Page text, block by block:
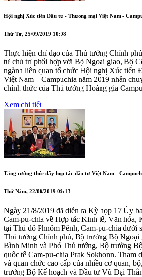
Hội nghị Xúc tiến Đầu tư - Thương mại Việt Nam -
Thứ Tư, 25/09/2019 10:08
Thực hiện chỉ đạo của Thủ tướng Chính
tư chủ trì phối hợp với Bộ Ngoại giao, Bộ
ngành liên quan tổ chức Hội nghị Xúc tiến
Việt Nam – Campuchia năm 2019 nhân
chính thức của Thủ tướng Hoàng gia
Xem chi tiết
Tăng cường thúc đẩy hợp tác đầu tư Việt Nam -
Thứ Năm, 22/08/2019 09:13
Ngày 21/8/2019 đã diễn ra Kỳ họp 17 Ủy
Cam-pu-chia về Hợp tác Kinh tế, Văn hóa,
tại Thủ đô Phnôm Pênh, Cam-pu-chia dưới
Thủ tướng Chính phủ, Bộ trưởng Bộ Ngoại
Bình Minh và Phó Thủ tướng, Bộ trưởng
quốc tế Cam-pu-chia Prak Sokhonn. Tham
và quan chức cao cấp của nhiều cơ quan,
trưởng Bộ Kế hoạch và Đầu tư Vũ Đại